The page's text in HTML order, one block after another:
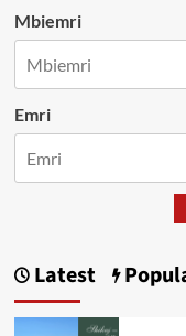
Mbiemri
Emri
Latest